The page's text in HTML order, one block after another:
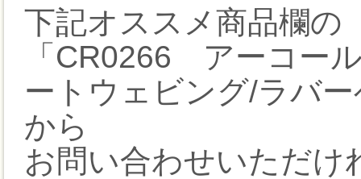
下記オススメ商品欄の
「CR0266 アーコー
ートウェビング/ラバ
から
お問い合わせいただけ